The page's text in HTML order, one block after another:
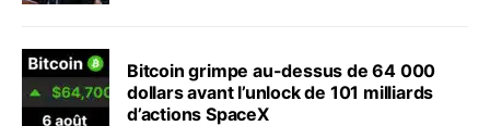
Bitcoin grimpe au-dessus de 64 000
dollars avant l’unlock de 101 milliards
d’actions SpaceX